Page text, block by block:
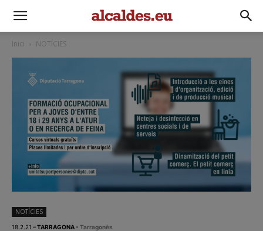
Inici NOTÍCIES
NOTÍCIES
18.2.21 – TARRAGONA • Tarragonès